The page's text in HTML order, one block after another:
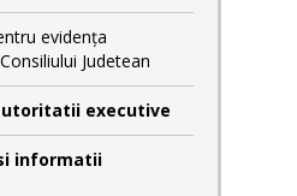
evidența
Judetean
executive
informatii